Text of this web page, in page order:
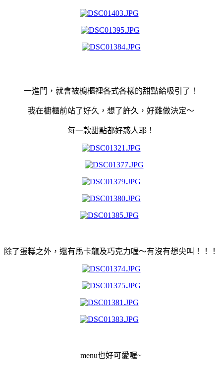
一進門，就會被櫥櫃裡各式各樣的甜點給吸引了！
我在櫥櫃前站了好久，想了許久，好難做決定～
每一款甜點都好惑人耶！
除了蛋糕之外，還有馬卡龍及巧克力喔～有沒有想尖叫！！！
menu也好可愛喔~